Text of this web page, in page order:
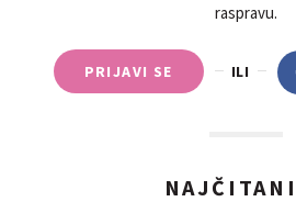
raspravu.
PRIJAVI SE ILI